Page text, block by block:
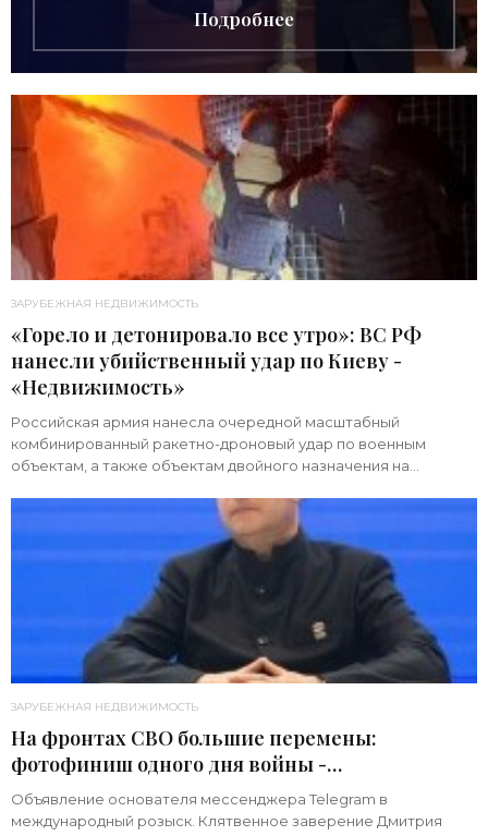
Подробнее
ЗАРУБЕЖНАЯ НЕДВИЖИМОСТЬ
«Горело и детонировало все утро»: ВС РФ
нанесли убийственный удар по Киеву -
«Недвижимость»
Российская армия нанесла очередной масштабный
комбинированный ракетно-дроновый удар по военным
объектам, а также объектам двойного назначения на
ЗАРУБЕЖНАЯ НЕДВИЖИМОСТЬ
На фронтах СВО большие перемены:
фотофиниш одного дня войны -
«Недвижимость»
Объявление основателя мессенджера Telegram в
международный розыск. Клятвенное заверение Дмитрия